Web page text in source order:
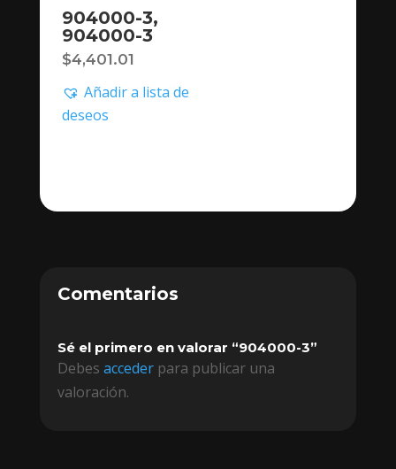
904000-3,
904000-3
$4,401.01
Añadir a lista de
deseos
Comentarios
Sé el primero en valorar “904000-3”
Debes accederpara publicar una
valoración.